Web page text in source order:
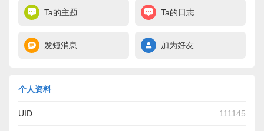
Ta的主题 Ta的日志
发短消息 加为好友
个人资料
UID 111145